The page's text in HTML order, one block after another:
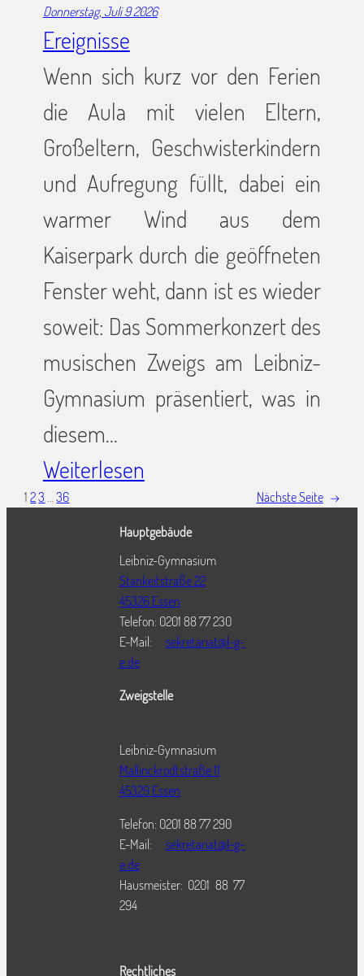
Donnerstag, Juli 9 2026
Ereignisse
Wenn sich kurz vor den Ferien
die Aula mit vielen Eltern,
Großeltern, Geschwisterkindern
und Aufregung füllt, dabei ein
warmer Wind aus dem
Kaiserpark durch die geöffneten
Fenster weht, dann ist es wieder
soweit: Das Sommerkonzert des
musischen Zweigs am Leibniz-
Gymnasium präsentiert, was in
diesem…
Weiterlesen
1 23 …36 Nächste Seite →
Hauptgebäude
Leibniz-Gymnasium
Stankeitstraße 22
45326 Essen
Telefon: 0201 88 77 230
E-Mail:sekretariat@l-g-
e.de
Zweigstelle
Leibniz-Gymnasium
Mallinckrodtstraße 11
45329 Essen
Telefon: 0201 88 77 290
E-Mail:sekretariat@l-g-
e.de
Hausmeister: 0201 88 77
294
Rechtliches